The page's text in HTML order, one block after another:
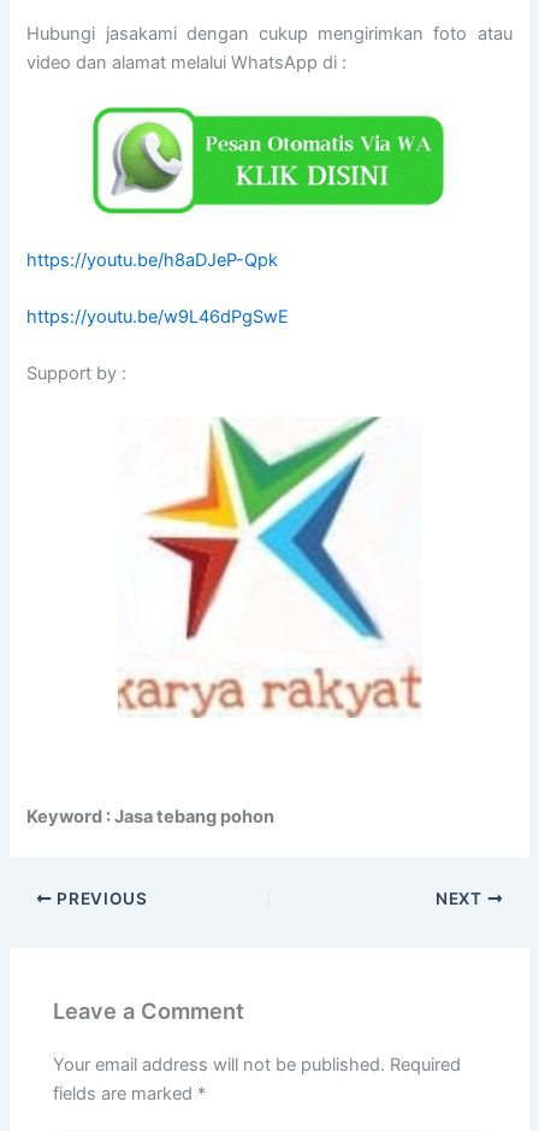
Hubungi jasakami dengan cukup mengirimkan foto atau
video dan alamat melalui WhatsApp di :
https://youtu.be/h8aDJeP-Qpk
https://youtu.be/w9L46dPgSwE
Support by :
Keyword : Jasa tebang pohon
PREVIOUS NEXT
Leave a Comment
Your email address will not be published. Required
fields are marked *